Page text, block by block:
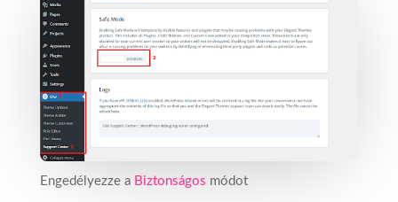
Engedélyezze a Biztonságos módot